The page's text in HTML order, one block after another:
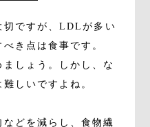
切ですが、LDLが多い
き点は食事です。
しょう。しかし、な
しいですよね。
どを減らし、食物繊